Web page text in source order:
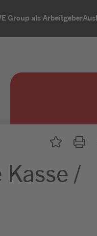
Group als Arbeitgeber
/